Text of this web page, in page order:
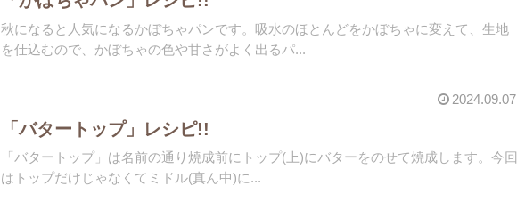
秋になると人気になるかぼちゃパンです。吸水のほとんどをかぼちゃに変えて、生地
を仕込むので、かぼちゃの色や甘さがよく出るパ...
2024.09.07
「バタートップ」レシピ!!
「バタートップ」は名前の通り焼成前にトップ(上)にバターをのせて焼成します。今回
はトップだけじゃなくてミドル(真ん中)に...